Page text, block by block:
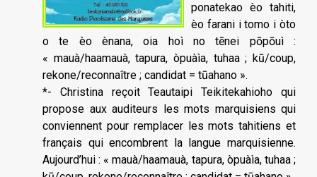
ponatekao èo tahiti,
èo farani i tomo i òto
o te èo ènana, oia hoì no tēnei pōpōuì :
« mauà/haamauà, tapura, òpuàìa, tuhaa ; kū/coup,
rekone/reconnaître ; candidat = tūahano ».
*- Christina reçoit Teautaipi Teikitekahioho qui
propose aux auditeurs les mots marquisiens qui
conviennent pour remplacer les mots tahitiens et
français qui encombrent la langue marquisienne.
Aujourd’hui : « mauà/haamauà, tapura, òpuàìa, tuhaa ;